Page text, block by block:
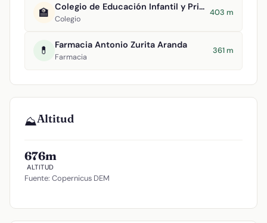
🏫 Colegio de Educación Infantil y Primaria Divino Maestro
Colegio
403 m
💊 Farmacia Antonio Zurita Aranda
Farmacia
361 m
⛰️Altitud
676m
ALTITUD
Fuente: Copernicus DEM